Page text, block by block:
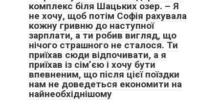
комплекс біля Шацьких озер. – Я
не хочу, щоб потім Софія рахувала
кожну гривню до наступної
зарплати, а ти робив вигляд, що
нічого страшного не сталося. Ти
приїхав сюди відпочивати, а я
приїхав із сім’єю і хочу бути
впевненим, що після цієї поїздки
нам не доведеться економити на
найнеобхіднішому